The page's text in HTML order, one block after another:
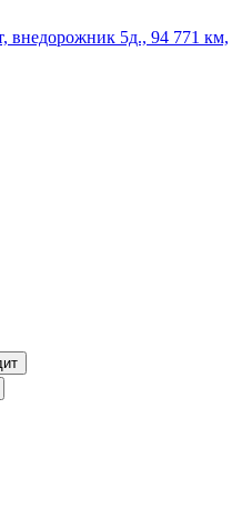
внедорожник 5д., 94 771 км,